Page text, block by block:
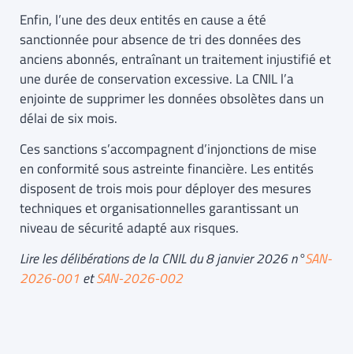
Enfin, l’une des deux entités en cause a été
sanctionnée pour absence de tri des données des
anciens abonnés, entraînant un traitement injustifié et
une durée de conservation excessive. La CNIL l’a
enjointe de supprimer les données obsolètes dans un
délai de six mois.
Ces sanctions s’accompagnent d’injonctions de mise
en conformité sous astreinte financière. Les entités
disposent de trois mois pour déployer des mesures
techniques et organisationnelles garantissant un
niveau de sécurité adapté aux risques.
Lire les délibérations de la CNIL du 8 janvier 2026 n°SAN-
2026-001 etSAN-2026-002